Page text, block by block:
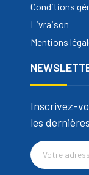
Conditions
Livraison
Mentions
Inscrivez-
les